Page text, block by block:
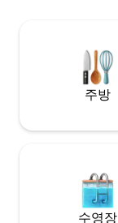
주방
수영장